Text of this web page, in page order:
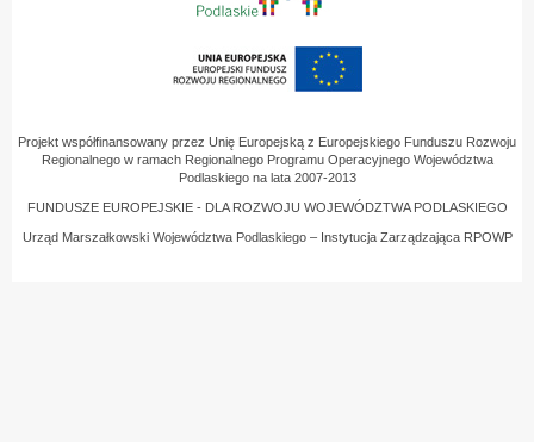
Projekt współfinansowany przez Unię Europejską z Europejskiego Funduszu Rozwoju
Regionalnego w ramach Regionalnego Programu Operacyjnego Województwa
Podlaskiego na lata 2007-2013
FUNDUSZE EUROPEJSKIE - DLA ROZWOJU WOJEWÓDZTWA PODLASKIEGO
Urząd Marszałkowski Województwa Podlaskiego – Instytucja Zarządzająca RPOWP